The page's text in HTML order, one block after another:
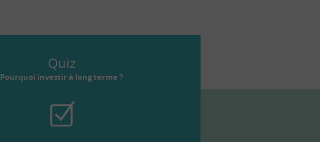
Quiz
Pourquoi investir à long terme ?